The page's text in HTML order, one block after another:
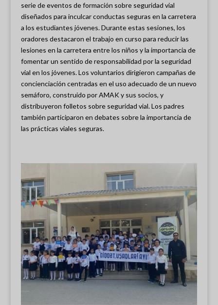
serie de eventos de formación sobre seguridad vial
diseñados para inculcar conductas seguras en la carretera
a los estudiantes jóvenes. Durante estas sesiones, los
oradores destacaron el trabajo en curso para reducir las
lesiones en la carretera entre los niños y la importancia de
fomentar un sentido de responsabilidad por la seguridad
vial en los jóvenes. Los voluntarios dirigieron campañas de
concienciación centradas en el uso adecuado de un nuevo
semáforo, construido por AMAK y sus socios, y
distribuyeron folletos sobre seguridad vial. Los padres
también participaron en debates sobre la importancia de
las prácticas viales seguras.